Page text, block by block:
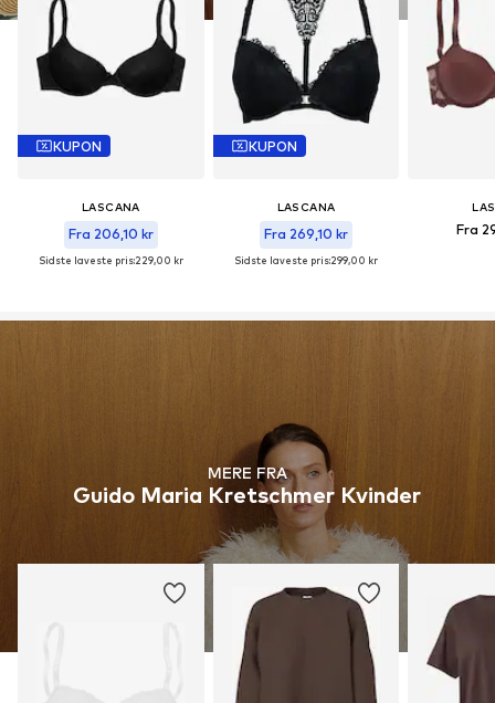
KUPON
LASCANA
Fra 206,10 kr
Sidste laveste pris:229,00 kr
KUPON
LASCANA
Fra 269,10 kr
Sidste laveste pris:299,00 kr
Fra
MERE FRA
Guido Maria Kretschmer Kvinder